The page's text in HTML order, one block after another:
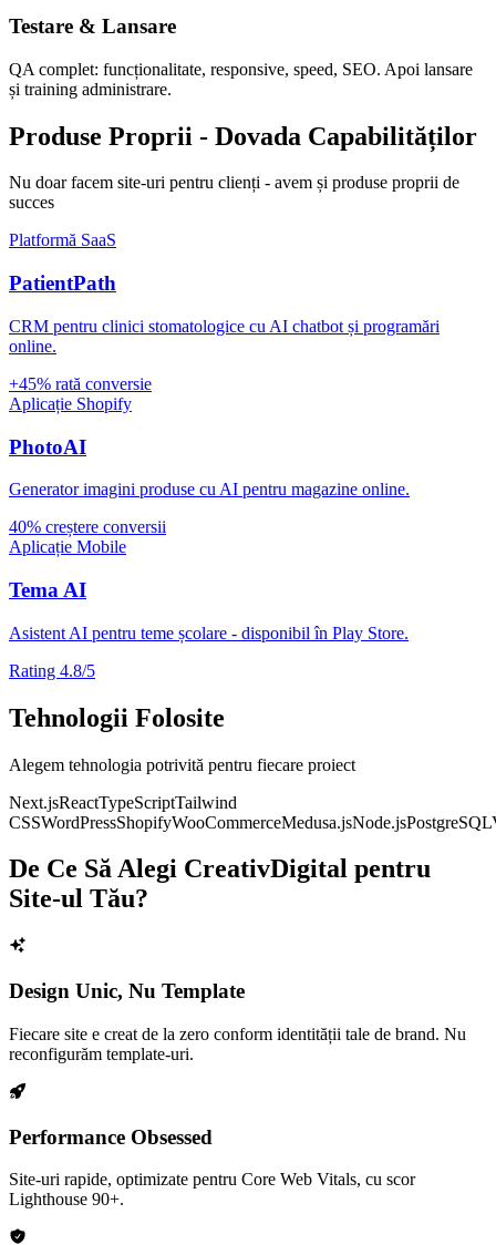
Testare & Lansare
QA complet: funcționalitate, responsive, speed, SEO. Apoi lansare
și training administrare.
Produse Proprii - Dovada Capabilităților
Nu doar facem site-uri pentru clienți - avem și produse proprii de
succes
Platformă SaaS
PatientPath
CRM pentru clinici stomatologice cu AI chatbot și programări
online.
+45% rată conversie
Aplicație Shopify
PhotoAI
Generator imagini produse cu AI pentru magazine online.
40% creștere conversii
Aplicație Mobile
Tema AI
Asistent AI pentru teme școlare - disponibil în Play Store.
Rating 4.8/5
Tehnologii Folosite
Alegem tehnologia potrivită pentru fiecare proiect
Next.jsReactTypeScriptTailwind
CSSWordPressShopifyWooCommerceMedusa.jsNode.jsPostgreSQL
De Ce Să Alegi CreativDigital pentru
Site-ul Tău?
Design Unic, Nu Template
Fiecare site e creat de la zero conform identității tale de brand. Nu
reconfigurăm template-uri.
Performance Obsessed
Site-uri rapide, optimizate pentru Core Web Vitals, cu scor
Lighthouse 90+.